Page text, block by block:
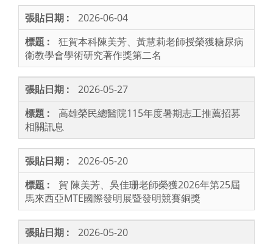
2026-06-04
狂賀本科陳美芳、黃慧莉老師授榮獲糖尿病
衛教學會學術研究著作獎第二名
2026-05-27
高雄榮民總醫院115年度暑期志工推薦招募
相關訊息
2026-05-20
賀 陳美芳、吳佳珊老師榮獲2026年第25屆
馬來西亞MTE國際發明展暨發明競賽銅獎
2026-05-20